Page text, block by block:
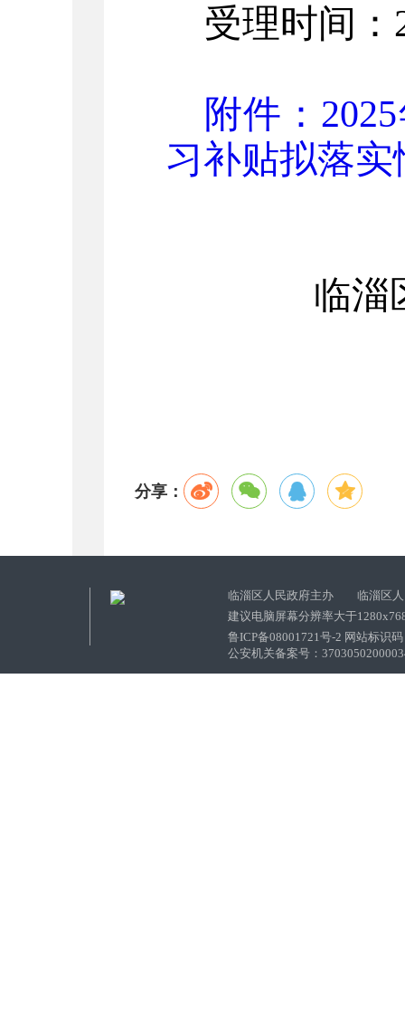
受理时间：
附件：
习补贴拟落
临淄
分享：
临淄区人民政府主办 临淄区人
建议电脑屏幕分辨率大于
鲁ICP备08001721号-2 网站标识
公安机关备案号：